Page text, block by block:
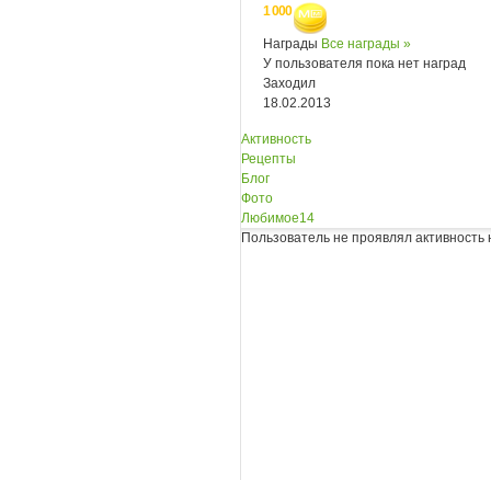
1 000
Награды Все награды »
У пользователя пока нет наград
Заходил
18.02.2013
Активность
Рецепты
Блог
Фото
Любимое14
Пользователь не проявлял активность